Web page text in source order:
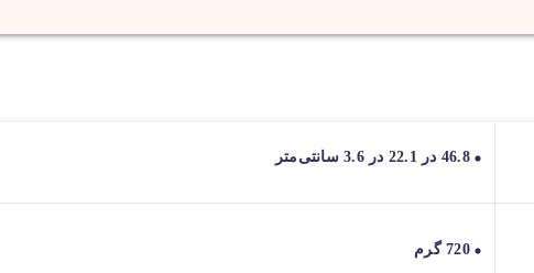
46.8 در 22.1 در 3.6 سانتی‌متر
720 گرم